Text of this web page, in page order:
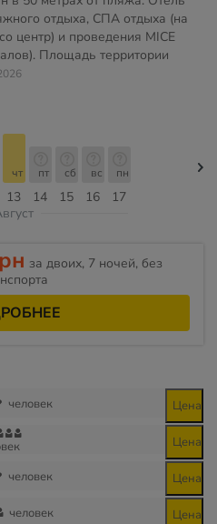
отдыха, СПА отдыха (на
центр) и проведения MICE
Площадь территории
13
чт
14
пт
15
сб
16
вс
17
пн
за двоих, 7 ночей, без
человек Цена
Цена
человек Цена
человек Цена